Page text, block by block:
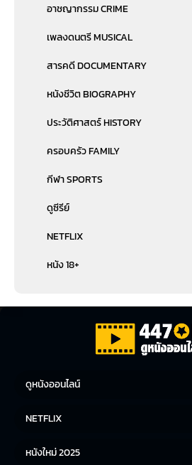
อาชญากรรม CRIME
เพลงดนตรี MUSICAL
สารคดี DOCUMENTARY
หนังชีวิต BIOGRAPHY
ประวัติศาสตร์ HISTORY
ครอบครัว FAMILY
กีฬา SPORTS
ดูซีรีย์
NETFLIX
หนัง 18+
ดูหนังออนไลน์
หนังญี่ปุ่น
NETFLIX
หนังใหม่ 2025